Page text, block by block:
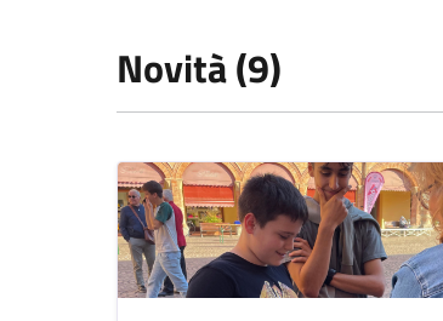
Novità (9)